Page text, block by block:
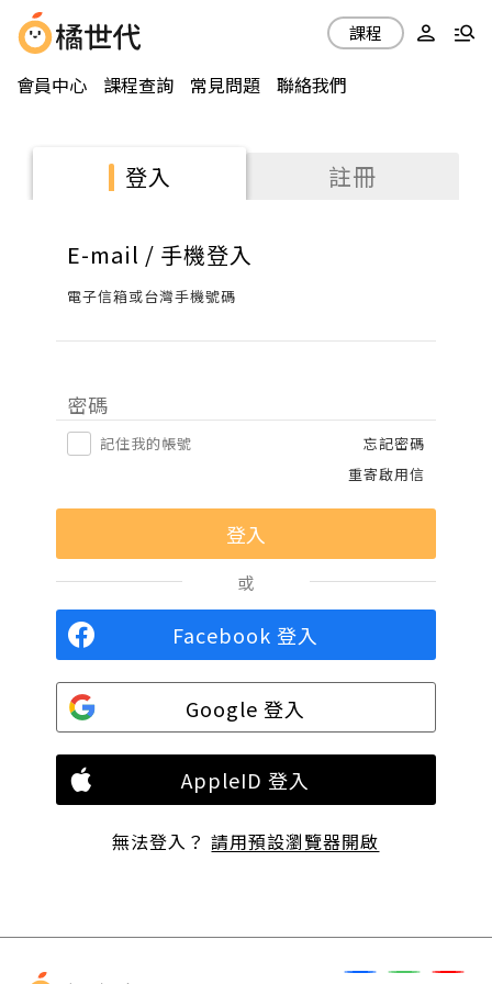
會員中心 課程查詢 常見問題 聯絡我們
課程
登入 註冊
E-mail / 手機登入
電子信箱或台灣手機號碼
密碼
記住我的帳號
忘記密碼
重寄啟用信
或
Facebook 登入
Google 登入
AppleID 登入
無法登入？請用預設瀏覽器開啟